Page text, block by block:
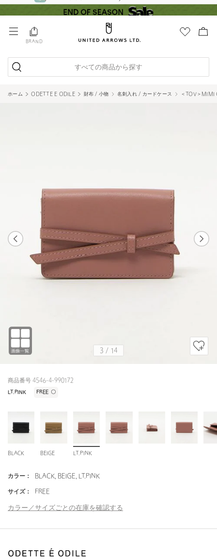
BRAND
すべての商品から探す
ホーム ODETTE E ODILE 財布 / 小物 名刺入れ / カードケース ＜TOV＞MIMI
3 / 14
商品番号 4546-4-990172
LT.PINK FREE 〇
BLACK BEIGE LT.PINK
カラー： BLACK, BEIGE, LT.PINK
サイズ： FREE
カラー／サイズごとの在庫を確認する